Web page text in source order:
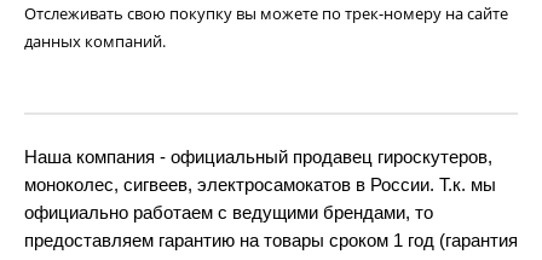
Отслеживать свою покупку вы можете по трек-номеру на сайте
данных компаний.
Наша компания - официальный продавец гироскутеров,
моноколес, сигвеев, электросамокатов в России. Т.к. мы
официально работаем с ведущими брендами, то
предоставляем гарантию на товары сроком 1 год (гарантия